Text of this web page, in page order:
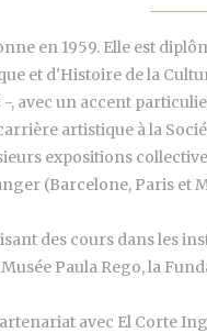
en 1959. Elle est
et d'Histoire de la
, avec un accent
artistique à la
expositions
(Barcelone, Paris
des cours dans les
Paula Rego, la
avec El Corte